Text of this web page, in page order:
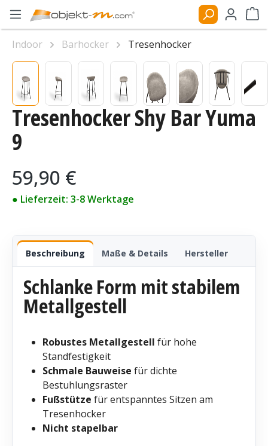
Zum Hauptinhalt springen
Tresenhocker Shy Bar Yuma
9
Regulärer Preis:
59,90 €
● Lieferzeit: 3-8 Werktage
Beschreibung Maße & Details Hersteller
Schlanke Form mit stabilem
Metallgestell
Robustes Metallgestell für hohe
Standfestigkeit
Schmale Bauweise für dichte
Bestuhlungsraster
Fußstütze für entspanntes Sitzen am
Tresenhocker
Nicht stapelbar
Indoor Barhocker
Tresenhocker
Bildergalerie überspringen